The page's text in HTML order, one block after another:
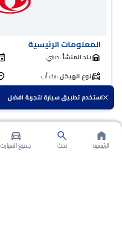
استخدم تطبيق سيارة لتجربة افضل
المعلومات الرئيسية
بلد المنشأ :صيني
نوع الهيكل :بيك أب
المؤسس :الحكومة الصينية
الرئيسية بحث جميع السيارت